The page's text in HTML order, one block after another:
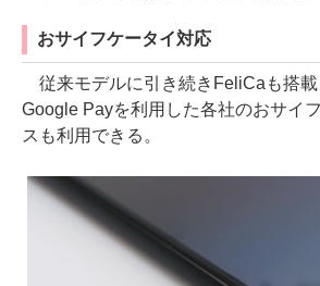
おサイフケータイ対応
従来モデルに引き続きFeliCaも搭載
Google Payを利用した各社のおサイ
スも利用できる。